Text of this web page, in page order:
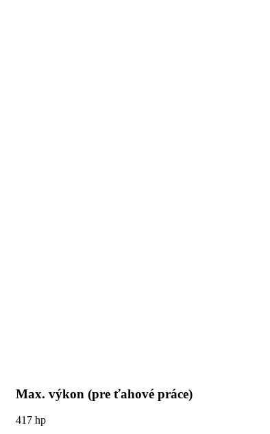
Max. výkon (pre ťahové práce)
417 hp